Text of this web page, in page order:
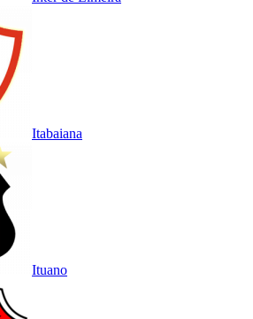
Itabaiana
Ituano